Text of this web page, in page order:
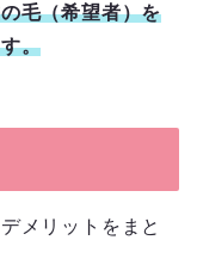
毛（希望者）を
。
メリットをまと